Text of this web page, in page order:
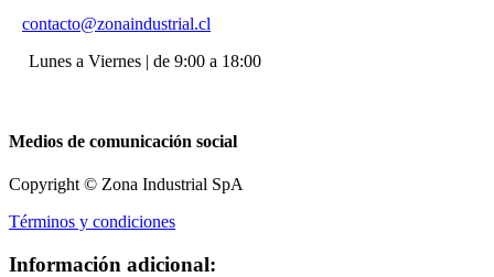
contacto@zonaindustrial.cl
Lunes a Viernes | de 9:00 a 18:00
Medios de comunicación social
Copyright © Zona Industrial SpA
Términos y condiciones
Información adicional: